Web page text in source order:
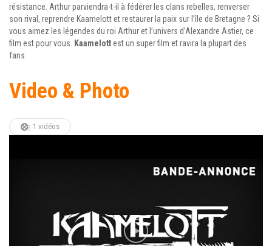
résistance. Arthur parviendra-t-il à fédérer les clans rebelles, renverser
son rival, reprendre Kaamelott et restaurer la paix sur l’île de Bretagne ? Si
vous aimez les légendes du roi Arthur et l’univers d’Alexandre Astier, ce
film est pour vous.
Kaamelottest un super film et ravira la plupart des
fans.
Video & Photo
1 vidéos